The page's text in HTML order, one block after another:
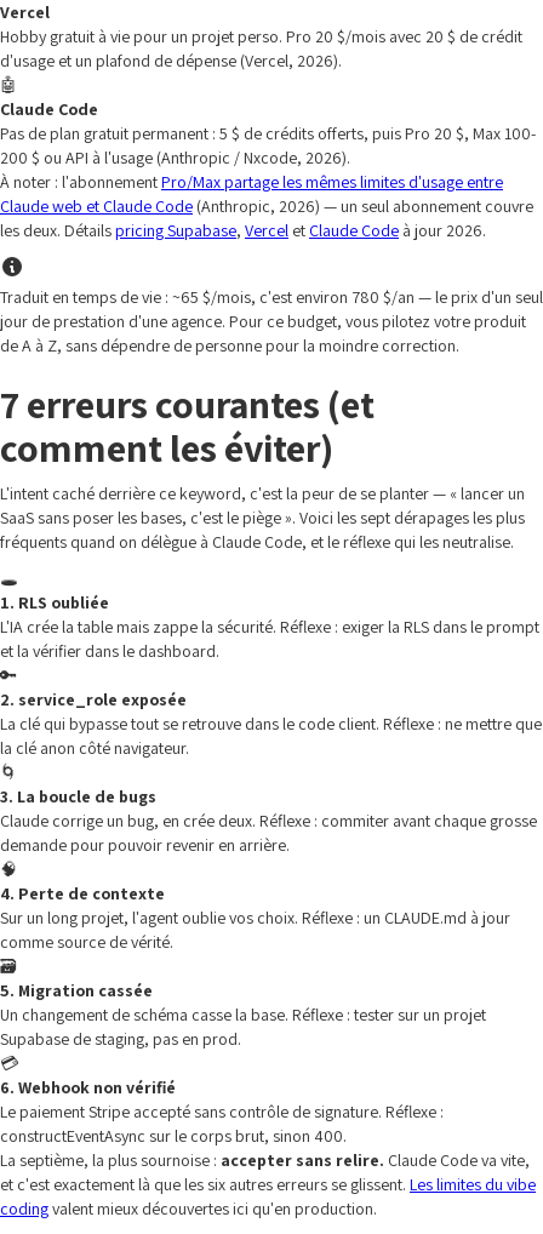
Vercel
Hobby gratuit à vie pour un projet perso. Pro 20 $/mois avec 20 $ de crédit
d'usage et un plafond de dépense (Vercel, 2026).
🤖
Claude Code
Pas de plan gratuit permanent : 5 $ de crédits offerts, puis Pro 20 $, Max 100-
200 $ ou API à l'usage (Anthropic / Nxcode, 2026).
À noter : l'abonnementPro/Max partage les mêmes limites d'usage entre
Claude web et Claude Code (Anthropic, 2026) — un seul abonnement couvre
les deux. Détailspricing Supabase, Vercel et Claude Code à jour 2026.
Traduit en temps de vie : ~65 $/mois, c'est environ 780 $/an — le prix d'un seul
jour de prestation d'une agence. Pour ce budget, vous pilotez votre produit
de A à Z, sans dépendre de personne pour la moindre correction.
7 erreurs courantes (et
comment les éviter)
L'intent caché derrière ce keyword, c'est la peur de se planter — « lancer un
SaaS sans poser les bases, c'est le piège ». Voici les sept dérapages les plus
fréquents quand on délègue à Claude Code, et le réflexe qui les neutralise.
🕳️
1. RLS oubliée
L'IA crée la table mais zappe la sécurité. Réflexe : exiger la RLS dans le prompt
et la vérifier dans le dashboard.
🔑
2. service_role exposée
La clé qui bypasse tout se retrouve dans le code client. Réflexe : ne mettre que
la clé anon côté navigateur.
🌀
3. La boucle de bugs
Claude corrige un bug, en crée deux. Réflexe : commiter avant chaque grosse
demande pour pouvoir revenir en arrière.
🧠
4. Perte de contexte
Sur un long projet, l'agent oublie vos choix. Réflexe : un CLAUDE.md à jour
comme source de vérité.
🗃️
5. Migration cassée
Un changement de schéma casse la base. Réflexe : tester sur un projet
Supabase de staging, pas en prod.
💳
6. Webhook non vérifié
Le paiement Stripe accepté sans contrôle de signature. Réflexe :
constructEventAsync sur le corps brut, sinon 400.
La septième, la plus sournoise : accepter sans relire. Claude Code va vite,
et c'est exactement là que les six autres erreurs se glissent. Les limites du vibe
codingvalent mieux découvertes ici qu'en production.